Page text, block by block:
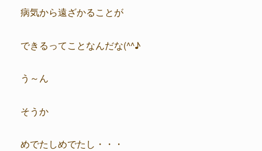
病気から遠ざかることが
できるってことなんだな(^^♪
う～ん
そうか
めでたしめでたし・・・